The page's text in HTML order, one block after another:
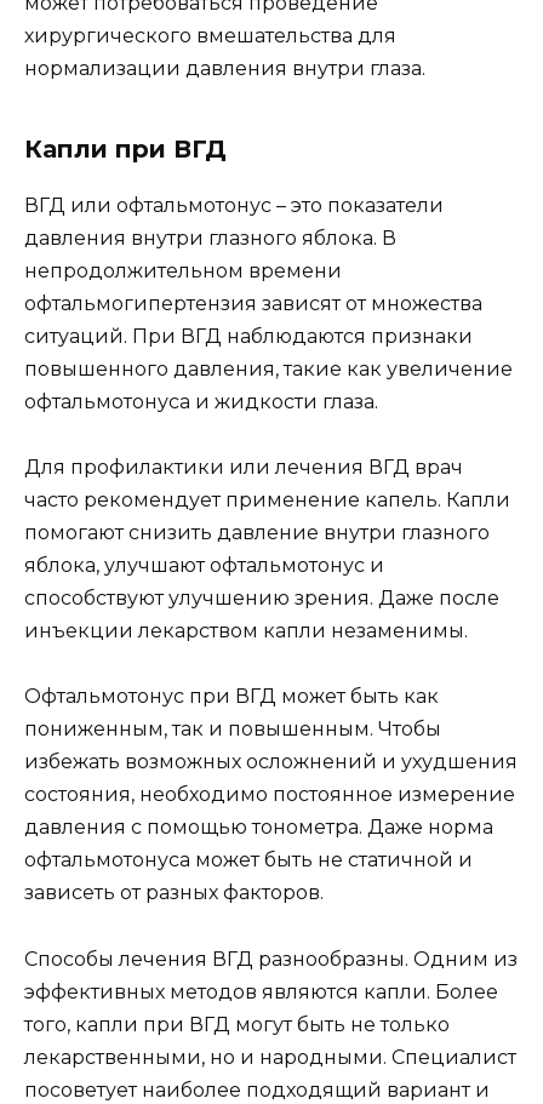
хирургического вмешательства для
нормализации давления внутри глаза.
Капли при ВГД
ВГД или офтальмотонус – это показатели
давления внутри глазного яблока. В
непродолжительном времени
офтальмогипертензия зависят от множества
ситуаций. При ВГД наблюдаются признаки
повышенного давления, такие как увеличение
офтальмотонуса и жидкости глаза.
Для профилактики или лечения ВГД врач
часто рекомендует применение капель. Капли
помогают снизить давление внутри глазного
яблока, улучшают офтальмотонус и
способствуют улучшению зрения. Даже после
инъекции лекарством капли незаменимы.
Офтальмотонус при ВГД может быть как
пониженным, так и повышенным. Чтобы
избежать возможных осложнений и ухудшения
состояния, необходимо постоянное измерение
давления с помощью тонометра. Даже норма
офтальмотонуса может быть не статичной и
зависеть от разных факторов.
Способы лечения ВГД разнообразны. Одним из
эффективных методов являются капли. Более
того, капли при ВГД могут быть не только
лекарственными, но и народными. Специалист
посоветует наиболее подходящий вариант и